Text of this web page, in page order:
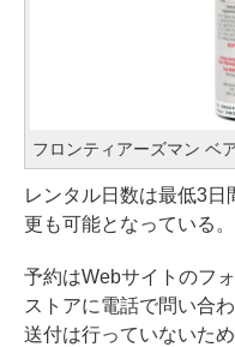
フロンティアーズマン ベ
レンタル日数は最低3
更も可能となっている。
予約はWebサイトのフ
ストアに電話で問い合
送付は行っていないた